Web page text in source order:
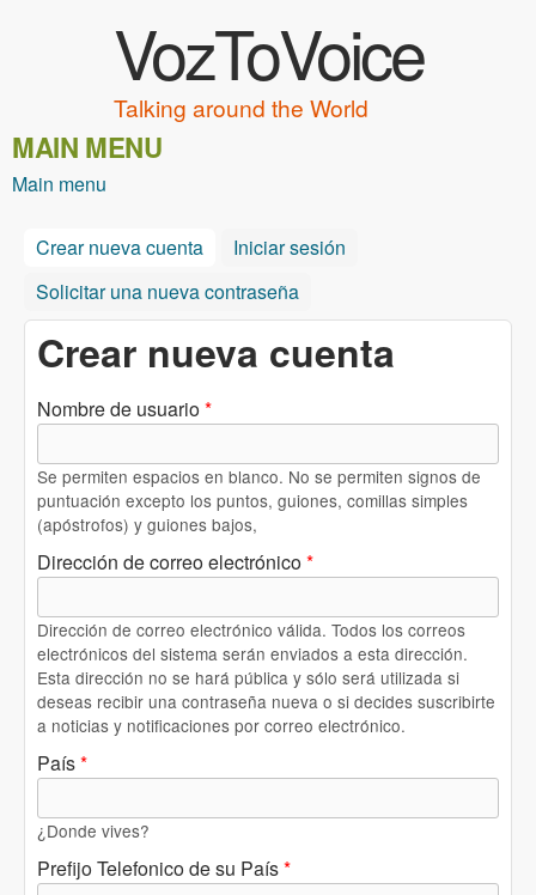
VozToVoice
Talking around the World
MAIN MENU
Main menu
Crear nueva cuenta (solapa activa)
Iniciar sesión
Solicitar una nueva contraseña
Crear nueva cuenta
Nombre de usuario*
Se permiten espacios en blanco. No se permiten signos de
puntuación excepto los puntos, guiones, comillas simples
(apóstrofos) y guiones bajos,
Dirección de correo electrónico*
Dirección de correo electrónico válida. Todos los correos
electrónicos del sistema serán enviados a esta dirección.
Esta dirección no se hará pública y sólo será utilizada si
deseas recibir una contraseña nueva o si decides suscribirte
a noticias y notificaciones por correo electrónico.
País*
¿Donde vives?
Prefijo Telefonico de su País*